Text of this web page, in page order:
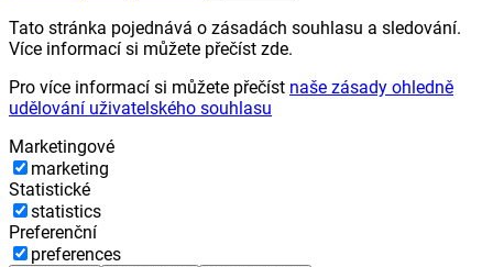
Tato stránka pojednává o zásadách souhlasu a sledování.
Více informací si můžete přečíst zde.
Pro více informací si můžete přečíst naše zásady ohledně
udělování uživatelského souhlasu
Marketingové
marketing
Statistické
statistics
Preferenční
preferences